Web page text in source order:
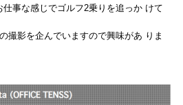
仕事な感じでゴルフ2乗りを追っか けて
撮影を企んでいますので興味があ りま